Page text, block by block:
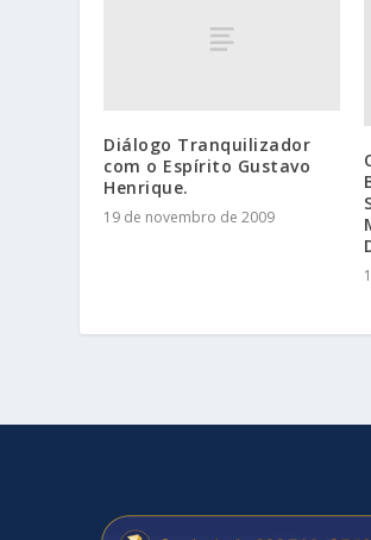
Diálogo Tranquilizador
com o Espírito Gustavo
Henrique.
19 de novembro de 2009